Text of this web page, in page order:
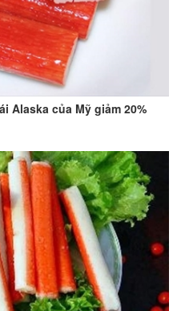
Alaska của Mỹ giảm 20%